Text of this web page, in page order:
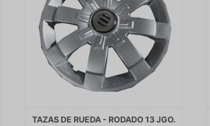
TAZAS DE RUEDA - RODADO 13 JGO.